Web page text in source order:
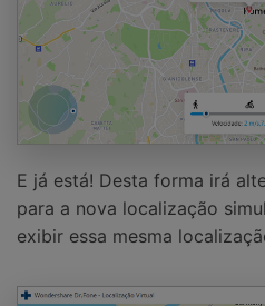
E já está! Desta forma irá
para a nova localização
exibir essa mesma